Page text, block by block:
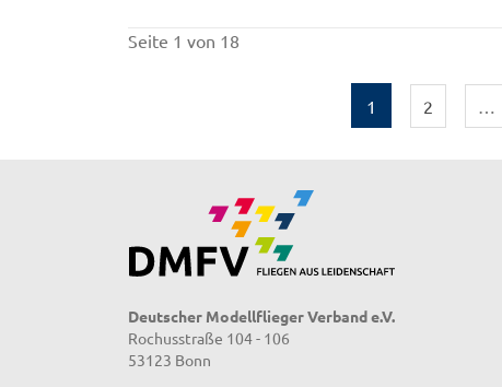
Seite 1 von 18
1 2
Deutscher Modellflieger Verband e.V.
Rochusstraße 104 - 106
53123 Bonn